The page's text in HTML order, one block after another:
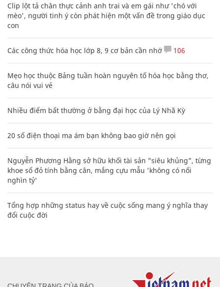
Clip lột tả chân thực cảnh anh trai và em gái như 'chó với
mèo', người tinh ý còn phát hiện một vấn đề trong giáo dục
con
Các công thức hóa học lớp 8, 9 cơ bản cần nhớ 106
Mẹo học thuộc Bảng tuần hoàn nguyên tố hóa học bằng thơ,
câu nói vui vẻ
Nhiều điểm bất thường ở bằng đại học của Lý Nhã Kỳ
20 số điện thoại ma ám bạn không bao giờ nên gọi
Nguyễn Phương Hằng sở hữu khối tài sản "siêu khủng", từng
khoe sổ đỏ tính bằng cân, mắng cựu mẫu 'không có nổi
nghìn tỷ'
Tổng hợp những status hay về cuộc sống mang ý nghĩa thay
đổi cuộc đời